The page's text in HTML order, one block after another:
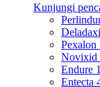
Kunjungi
Pexalon
Novixid
Endure
Entecta